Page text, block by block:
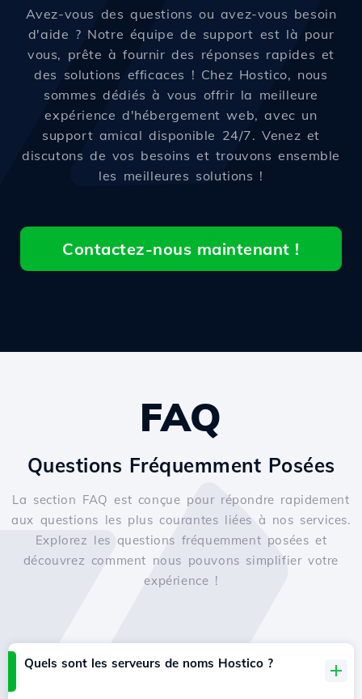
Avez-vous des questions ou avez-vous besoin
d'aide ? Notre équipe de support est là pour
vous, prête à fournir des réponses rapides et
des solutions efficaces ! Chez Hostico, nous
sommes dédiés à vous offrir la meilleure
expérience d'hébergement web, avec un
support amical disponible 24/7. Venez et
discutons de vos besoins et trouvons ensemble
les meilleures solutions !
Contactez-nous maintenant !
FAQ
Questions Fréquemment Posées
La section FAQ est conçue pour répondre rapidement
aux questions les plus courantes liées à nos services.
Explorez les questions fréquemment posées et
découvrez comment nous pouvons simplifier votre
expérience !
Quels sont les serveurs de noms Hostico ?